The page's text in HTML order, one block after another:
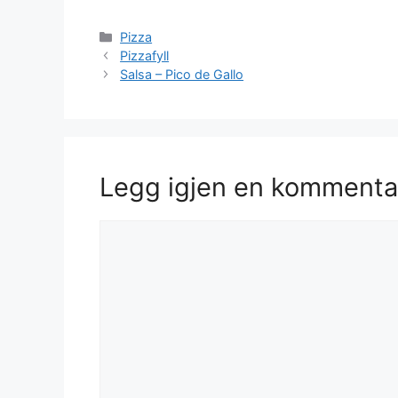
Kategorier
Pizza
Pizzafyll
Salsa – Pico de Gallo
Legg igjen en